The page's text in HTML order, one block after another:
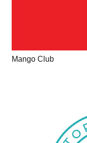
Mango Club